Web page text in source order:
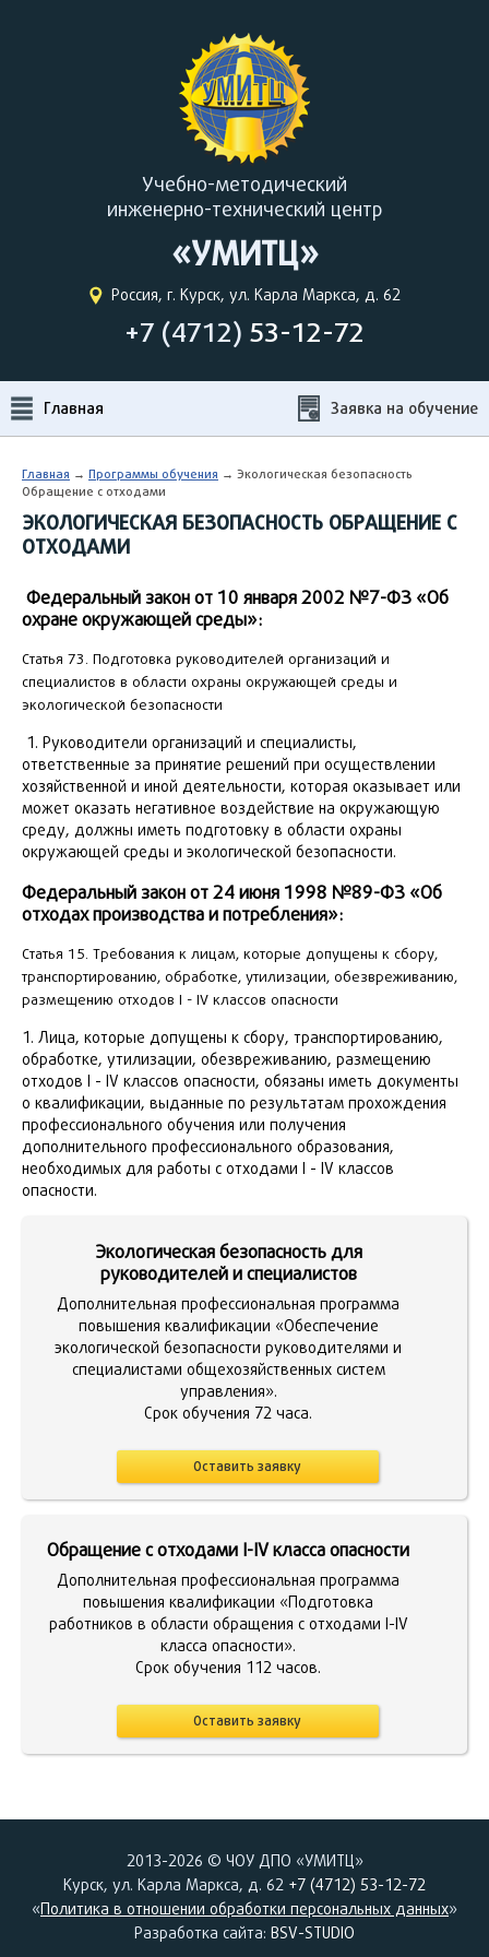
Учебно-методический
инженерно-технический центр
«УМИТЦ»
Россия, г. Курск, ул. Карла Маркса, д. 62
+7 (4712) 53-12-72
Главная Заявка на обучение
Главная → Программы обучения → Экологическая безопасность
Обращение с отходами
ЭКОЛОГИЧЕСКАЯ БЕЗОПАСНОСТЬ ОБРАЩЕНИЕ С
ОТХОДАМИ
Федеральный закон от 10 января 2002 №7-ФЗ «Об
охране окружающей среды»:
Статья 73. Подготовка руководителей организаций и
специалистов в области охраны окружающей среды и
экологической безопасности
1. Руководители организаций и специалисты,
ответственные за принятие решений при осуществлении
хозяйственной и иной деятельности, которая оказывает или
может оказать негативное воздействие на окружающую
среду, должны иметь подготовку в области охраны
окружающей среды и экологической безопасности.
Федеральный закон от 24 июня 1998 №89-ФЗ «Об
отходах производства и потребления»:
Статья 15. Требования к лицам, которые допущены к сбору,
транспортированию, обработке, утилизации, обезвреживанию,
размещению отходов I - IV классов опасности
1. Лица, которые допущены к сбору, транспортированию,
обработке, утилизации, обезвреживанию, размещению
отходов I - IV классов опасности, обязаны иметь документы
о квалификации, выданные по результатам прохождения
профессионального обучения или получения
дополнительного профессионального образования,
необходимых для работы с отходами I - IV классов
опасности.
Экологическая безопасность для
руководителей и специалистов
Дополнительная профессиональная программа
повышения квалификации «Обеспечение
экологической безопасности руководителями и
специалистами общехозяйственных систем
управления».
Срок обучения 72 часа.
Оставить заявку
Обращение с отходами I-IV класса опасности
Дополнительная профессиональная программа
повышения квалификации «Подготовка
работников в области обращения с отходами I-IV
класса опасности».
Срок обучения 112 часов.
Оставить заявку
2013-2026 © ЧОУ ДПО «УМИТЦ»
Курск, ул. Карла Маркса, д. 62 +7 (4712) 53-12-72
«Политика в отношении обработки персональных данных»
Разработка сайта: BSV-STUDIO